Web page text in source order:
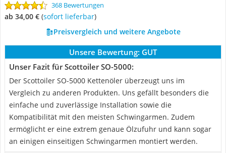
368 Bewertungen
ab 34,00 € ( Sofort lieferbar)
Preisvergleich und weitere Angebote
Unsere Bewertung: GUT
Unser Fazit für Scottoiler SO-5000:
Der Scottoiler SO-5000 Kettenöler überzeugt uns im
Vergleich zu anderen Produkten. Uns gefällt besonders die
einfache und zuverlässige Installation sowie die
Kompatibilität mit den meisten Schwingarmen. Zudem
ermöglicht er eine extrem genaue Ölzufuhr und kann sogar
an einigen einseitigen Schwingarmen montiert werden.